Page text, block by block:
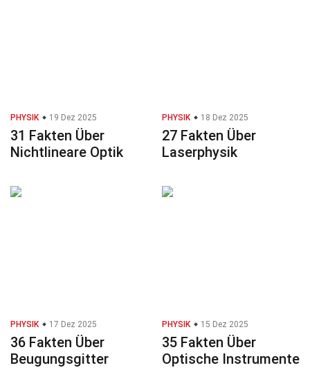
PHYSIK 19 Dez 2025
31 Fakten Über
Nichtlineare Optik
PHYSIK 18 Dez 2025
27 Fakten Über
Laserphysik
PHYSIK 17 Dez 2025
36 Fakten Über
Beugungsgitter
PHYSIK 15 Dez 2025
35 Fakten Über
Optische Instrumente